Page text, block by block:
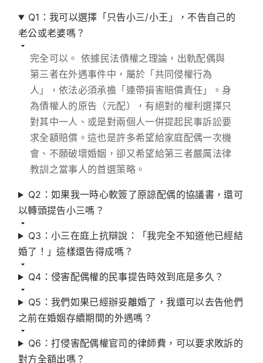
Q1：我可以選擇「只告小三/小王」，不告自己的
老公或老婆嗎？
完全可以。 依據民法債權之理論，出軌配偶與
第三者在外遇事件中，屬於「共同侵權行為
人」，依法必須承擔「連帶損害賠償責任」。身
為債權人的原告（元配），有絕對的權利選擇只
對其中一人、或是對兩個人一併提起民事訴訟要
求全額賠償。這也是許多希望給家庭配偶一次機
會、不願破壞婚姻，卻又希望給第三者嚴厲法律
教訓之當事人的首選策略。
Q2：如果我一時心軟簽了原諒配偶的協議書，還可
以轉頭提告小三嗎？
Q3：小三在庭上抗辯說：「我完全不知道他已經結
婚了！」這樣還告得成嗎？
Q4：侵害配偶權的民事提告時效到底是多久？
Q5：我們如果已經辦妥離婚了，我還可以去告他們
之前在婚姻存續期間的外遇嗎？
Q6：打侵害配偶權官司的律師費，可以要求敗訴的
對方全額出嗎？